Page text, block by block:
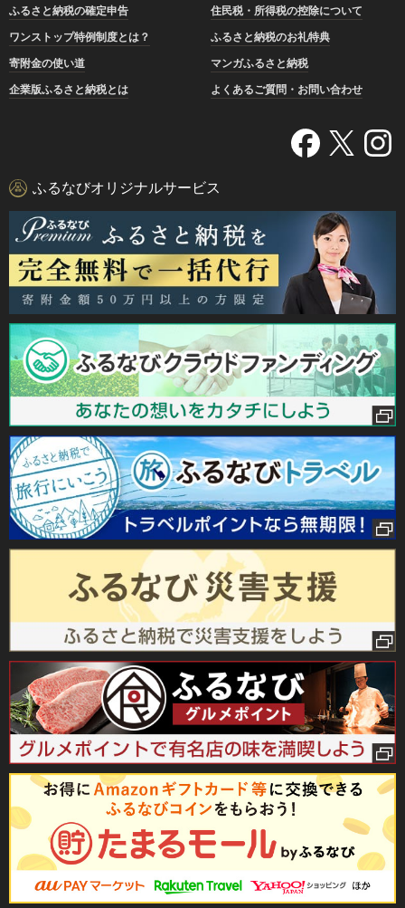
ふるさと納税の確定申告
住民税・所得税の控除について
ワンストップ特例制度とは？
ふるさと納税のお礼特典
寄附金の使い道
マンガふるさと納税
企業版ふるさと納税とは
よくあるご質問・お問い合わせ
ふるなびオリジナルサービス